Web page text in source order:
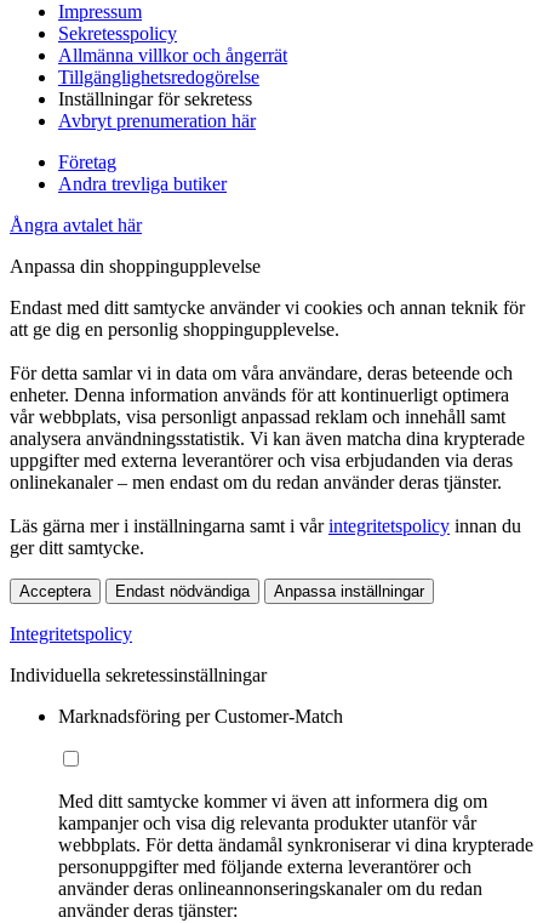
Impressum
Sekretesspolicy
Allmänna villkor och ångerrät
Tillgänglighetsredogörelse
Inställningar för sekretess
Avbryt prenumeration här
Företag
Andra trevliga butiker
Ångra avtalet här
Anpassa din shoppingupplevelse
Endast med ditt samtycke använder vi cookies och annan teknik för
att ge dig en personlig shoppingupplevelse.
För detta samlar vi in data om våra användare, deras beteende och
enheter. Denna information används för att kontinuerligt optimera
vår webbplats, visa personligt anpassad reklam och innehåll samt
analysera användningsstatistik. Vi kan även matcha dina krypterade
uppgifter med externa leverantörer och visa erbjudanden via deras
onlinekanaler – men endast om du redan använder deras tjänster.
Läs gärna mer i inställningarna samt i vårintegritetspolicy innan du
ger ditt samtycke.
Acceptera Endast nödvändiga Anpassa inställningar
Integritetspolicy
Individuella sekretessinställningar
Marknadsföring per Customer-Match
Med ditt samtycke kommer vi även att informera dig om
kampanjer och visa dig relevanta produkter utanför vår
webbplats. För detta ändamål synkroniserar vi dina krypterade
personuppgifter med följande externa leverantörer och
använder deras onlineannonseringskanaler om du redan
använder deras tjänster: